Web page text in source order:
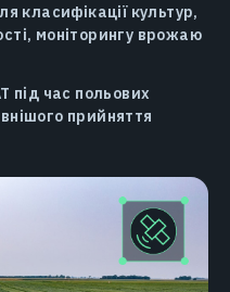
класифікації культур,
моніторингу врожаю
під час польових
прийняття